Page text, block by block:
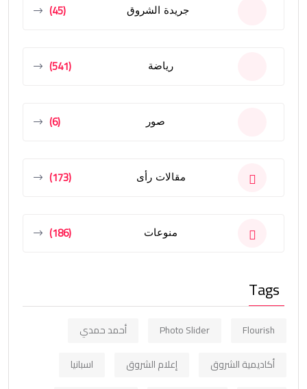
جريدة الشروق (45)
رياضة (541)
صور (6)
مقالات رأى (173)
منوعات (186)
Tags
Flourish
Photo Slider
أحمد حمدي
أكاديمية الشروق
إعلام الشروق
اسبانيا